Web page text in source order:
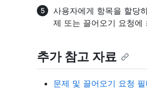
사용자에게 항목을 할당
제 또는 끌어오기 요청에
추가 참고 자료
문제 및 끌어오기 요청